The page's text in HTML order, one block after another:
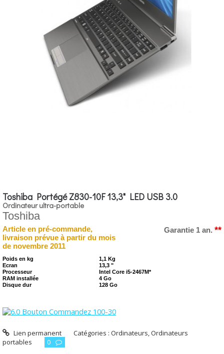
Toshiba Portégé Z830-10F 13,3" LED USB 3.0
Ordinateur ultra-portable
Toshiba
Article en pré-commande,
livraison prévue à partir du mois
de novembre 2011
Garantie 1 an. **
Poids en kg
1,1 Kg
Ecran
13,3 "
Processeur
Intel Core i5-2467M*
RAM installée
4 Go
Disque dur
128 Go
Lien permanent Catégories :Ordinateurs,Ordinateurs
portables
0